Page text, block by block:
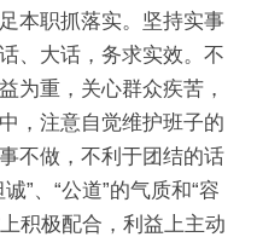
本职抓落实。坚持实事
、大话，务求实效。不
为重，关心群众疾苦，
，注意自觉维护班子的
不做，不利于团结的话
”、“公道”的气质和“容
积极配合，利益上主动